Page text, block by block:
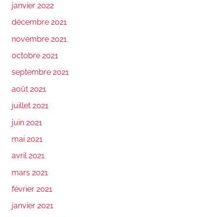
janvier 2022
décembre 2021
novembre 2021
octobre 2021
septembre 2021
août 2021
juillet 2021
juin 2021
mai 2021
avril 2021
mars 2021
février 2021
janvier 2021